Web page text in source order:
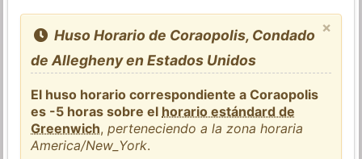
×
Huso Horario de Coraopolis, Condado
de Allegheny en Estados Unidos
El huso horario correspondiente a Coraopolis
es -5 horas sobre el horario estándard de
Greenwich,perteneciendo a la zona horaria
America/New_York.